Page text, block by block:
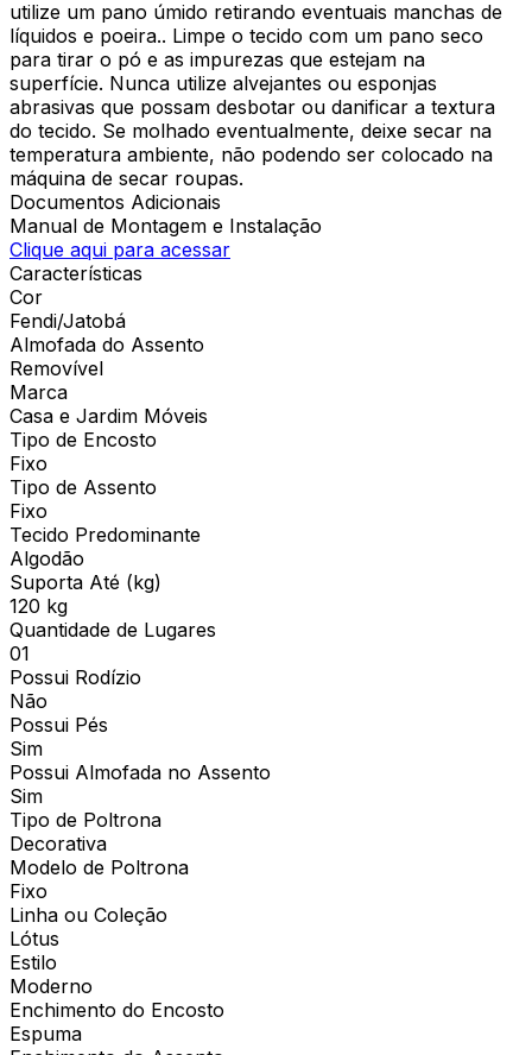
utilize um pano úmido retirando eventuais manchas de
líquidos e poeira.. Limpe o tecido com um pano seco
para tirar o pó e as impurezas que estejam na
superfície. Nunca utilize alvejantes ou esponjas
abrasivas que possam desbotar ou danificar a textura
do tecido. Se molhado eventualmente, deixe secar na
temperatura ambiente, não podendo ser colocado na
máquina de secar roupas.
Documentos Adicionais
Manual de Montagem e Instalação
Clique aqui para acessar
Características
Cor
Fendi/Jatobá
Almofada do Assento
Removível
Marca
Casa e Jardim Móveis
Tipo de Encosto
Fixo
Tipo de Assento
Fixo
Tecido Predominante
Algodão
Suporta Até (kg)
120 kg
Quantidade de Lugares
01
Possui Rodízio
Não
Possui Pés
Sim
Possui Almofada no Assento
Sim
Tipo de Poltrona
Decorativa
Modelo de Poltrona
Fixo
Linha ou Coleção
Lótus
Estilo
Moderno
Enchimento do Encosto
Espuma